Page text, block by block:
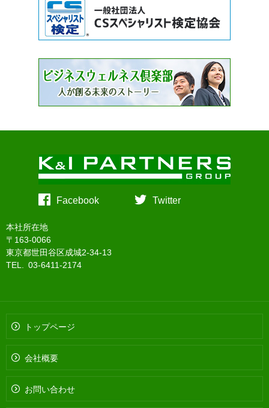
Facebook Twitter
本社所在地
〒163-0066
東京都世田谷区成城2-34-13
TEL. 03-6411-2174
トップページ
会社概要
お問い合わせ